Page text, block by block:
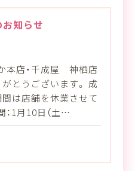
知らせ
本店・千成屋 神栖店
とうございます。 成
は店舗を休業させて
：1月10日（土…